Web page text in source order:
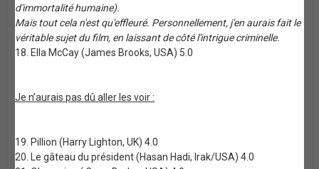
d'immortalité humaine).
Mais tout cela n'est qu'effleuré. Personnellement, j'en aurais fait le
véritable sujet du film, en laissant de côté l'intrigue criminelle.
18. Ella McCay (James Brooks, USA) 5.0
Je n’aurais pas dû aller les voir :
19. Pillion (Harry Lighton, UK) 4.0
20. Le gâteau du président (Hasan Hadi, Irak/USA) 4.0